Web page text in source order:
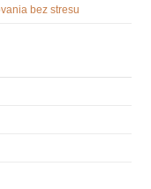
bez stresu